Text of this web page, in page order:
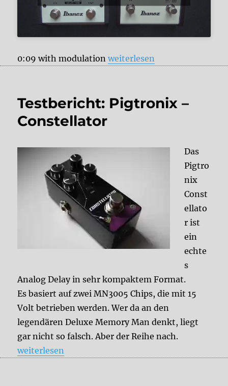
0:09 with modulation„Ibanez Echo Shifter Battle –
weiterlesen
Testbericht: Pigtronix –
Constellator
Das
Pigtro
nix
Const
ellato
r ist
ein
echte
s
Analog Delay in sehr kompaktem Format.
Es basiert auf zwei MN3005 Chips, die mit 15
Volt betrieben werden. Wer da an den
legendären Deluxe Memory Man denkt, liegt
gar nicht so falsch. Aber der Reihe nach.
„Testbericht: Pigtronix – Constellator“
weiterlesen